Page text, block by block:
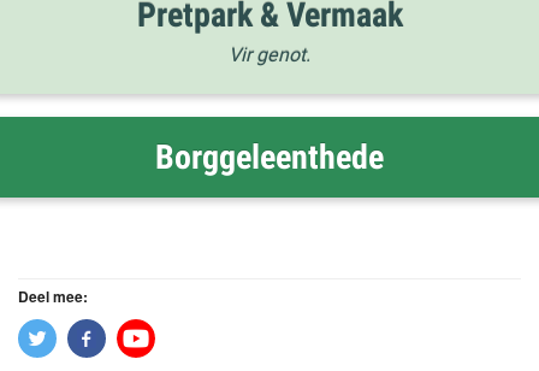
Pretpark & Vermaak
Vir genot.
Borggeleenthede
Deel mee:
Klik
om
te
Klik
om
te
Klik
om
te